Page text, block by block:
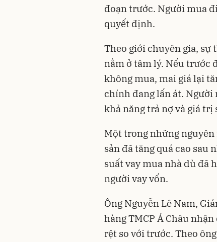
đoạn trước. Người mua
quyết định.
Theo giới chuyên gia,
nằm ở tâm lý. Nếu trước
không mua, mai giá lại
chính đang lấn át. Người
khả năng trả nợ và giá
Một trong những
sản đã tăng quá cao sau
suất vay mua nhà dù đã
người vay vốn.
Ông Nguyễn Lê Nam,
hàng TMCP Á Châu
rệt so với trước. Theo